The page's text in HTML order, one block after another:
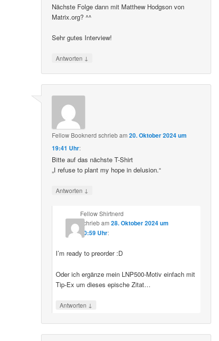
Nächste Folge dann mit Matthew Hodgson von
Matrix.org? ^^
Sehr gutes Interview!
Antworten ↓
Fellow Booknerd schriebam20. Oktober 2024 um
19:41 Uhr:
Bitte auf das nächste T-Shirt
„I refuse to plant my hope in delusion.“
Antworten ↓
Fellow Shirtnerd
schriebam 28. Oktober 2024 um
10:59 Uhr:
I’m ready to preorder :D
Oder ich ergänze mein LNP500-Motiv einfach mit
Tip-Ex um dieses epische Zitat…
Antworten ↓